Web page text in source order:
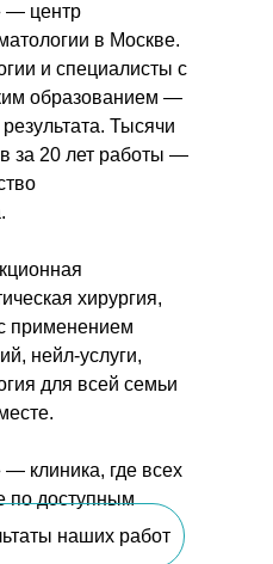
— центр
в Москве.
и специалисты с
образованием —
Тысячи
за 20 лет работы —
хирургия,
применением
нейл-услуги,
для всей семьи
клиника, где всех
по доступным
наших работ